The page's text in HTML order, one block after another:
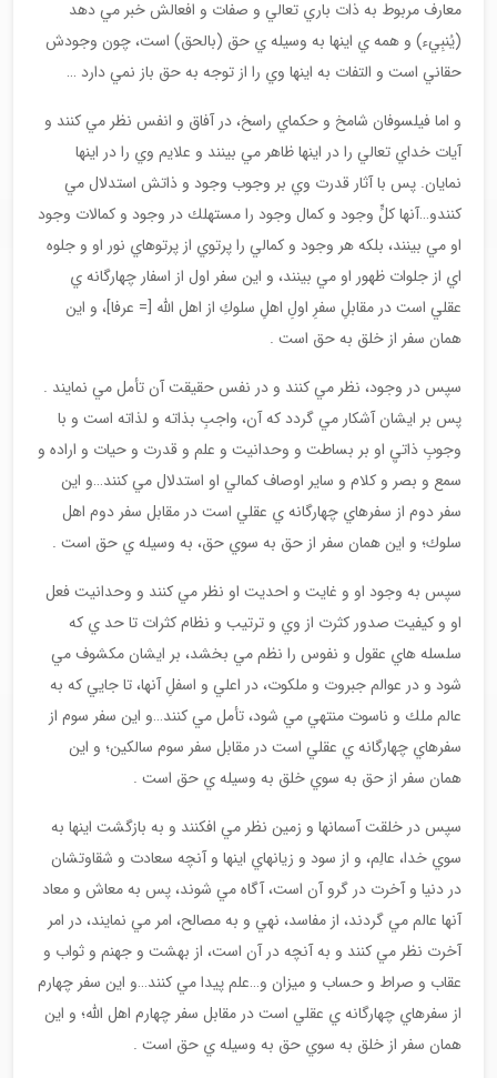
معارف مربوط به ذات باري تعالي و صفات و افعالش خبر مي دهد
(يُنبِيء) و همه ي اينها به وسيله ي حق (بالحق) است، چون وجودش
حقاني است و التفات به اينها وي را از توجه به حق باز نمي دارد …
و اما فيلسوفان شامخ و حكماي راسخ، در آفاق و انفس نظر مي كنند و
آيات خداي تعالي را در اينها ظاهر مي بينند و علايم وي را در اينها
نمايان. پس با آثار قدرت وي بر وجوب وجود و ذاتش استدلال مي
كنندو…آنها كلٍّ وجود و كمال وجود را مستهلك در وجود و كمالات وجود
او مي بينند، بلكه هر وجود و كمالي را پرتوي از پرتوهاي نور او و جلوه
اي از جلوات ظهور او مي بينند، و اين سفر اول از اسفار چهارگانه ي
عقلي است در مقابلِ سفرِ اولِ اهلِ سلوكِ از اهل الله [= عرفا]، و اين
همان سفر از خلق به حق است .
سپس در وجود، نظر مي كنند و در نفس حقيقت آن تأمل مي نمايند .
پس بر ايشان آشكار مي گردد كه آن، واجبِ بذاته و لذاته است و با
وجوبِ ذاتيِ او بر بساطت و وحدانيت و علم و قدرت و حيات و اراده و
سمع و بصر و كلام و ساير اوصاف كمالي او استدلال مي كنند…و اين
سفر دوم از سفرهاي چهارگانه ي عقلي است در مقابل سفر دوم اهل
سلوك؛ و اين همان سفر از حق به سوي حق، به وسيله ي حق است .
سپس به وجود او و غايت و احديت او نظر مي كنند و وحدانيت فعل
او و كيفيت صدور كثرت از وي و ترتيب و نظام كثرات تا حد ي كه
سلسله هاي عقول و نفوس را نظم مي بخشد، بر ايشان مكشوف مي
شود و در عوالم جبروت و ملكوت، در اعلي و اسفلِ آنها، تا جايي كه به
عالم ملك و ناسوت منتهي مي شود، تأمل مي كنند…و اين سفر سوم از
سفرهاي چهارگانه ي عقلي است در مقابل سفر سوم سالكين؛ و اين
همان سفر از حق به سوي خلق به وسيله ي حق است .
سپس در خلقت آسمانها و زمين نظر مي افكنند و به بازگشت اينها به
سوي خدا، عالِم، و از سود و زيانهاي اينها و آنچه سعادت و شقاوتشان
در دنيا و آخرت در گرو آن است، آگاه مي شوند، پس به معاش و معاد
آنها عالم مي گردند، از مفاسد، نهي و به مصالح، امر مي نمايند، در امر
آخرت نظر مي كنند و به آنچه در آن است، از بهشت و جهنم و ثواب و
عقاب و صراط و حساب و ميزان و…علم پيدا مي كنند…و اين سفر چهارم
از سفرهاي چهارگانه ي عقلي است در مقابل سفر چهارم اهل الله؛ و اين
همان سفر از خلق به سوي حق به وسيله ي حق است .